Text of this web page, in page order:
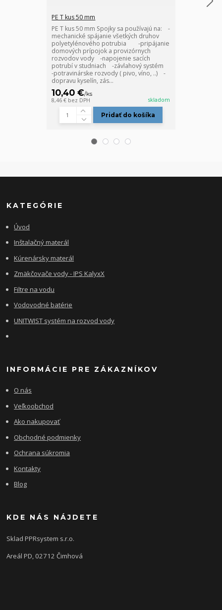
PE T kus 50 mm
PE T kus 50 mm Spojky sa používajú na: -
mechanické spájanie všetkých druhov
polyetylénového potrubia -pripájanie
domových prípojok a provizórnych
rozvodov vody -napojenie sacích
potrubí v studniach -závlahový systém
-potravinárske rozvody ( pivo, víno, ..) -
dopravu kyselín, zás...
10,40 €/ks
8,46 € bez DPH skladom
Pridať do košíka
KATEGÓRIE
Úvod
Inštalačný materál
Kúrenársky materál
Zmäkčovače vody - IPS KalyxX
Filtre na vodu
Vodovodné batérie
UNITWIST systém na rozvod vody
INFORMÁCIE PRE ZÁKAZNÍKOV
O nás
Veľkoobchod
Ako nakupovať
Obchodné podmienky
Ochrana súkromia
Kontakty
Blog
KDE NÁS NÁJDETE
Sklad PPRsystem s.r.o.
Areál PD, 02712 Čimhová